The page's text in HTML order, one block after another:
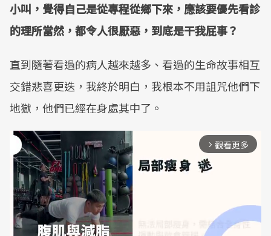
小叫，覺得自己是從專程從鄉下來，應該要優先看診
的理所當然，都令人很厭惡，到底是干我屁事？
直到隨著看過的病人越來越多、看過的生命故事相互
交錯悲喜更迭，我終於明白，我根本不用詛咒他們下
地獄，他們已經在身處其中了。
arrow_forward_ios 觀看更多